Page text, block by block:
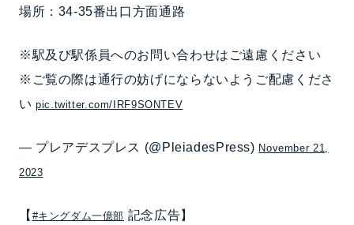
場所：34-35番出口方面通路
※駅及び駅係員へのお問い合わせはご遠慮ください
※ご覧の際は通行の妨げにならないようご配慮くださ
いpic.twitter.com/IRF9SONTEV
— プレアデスプレス (@PleiadesPress) November 21,
2023
【 #キングダム一億部 記念広告】